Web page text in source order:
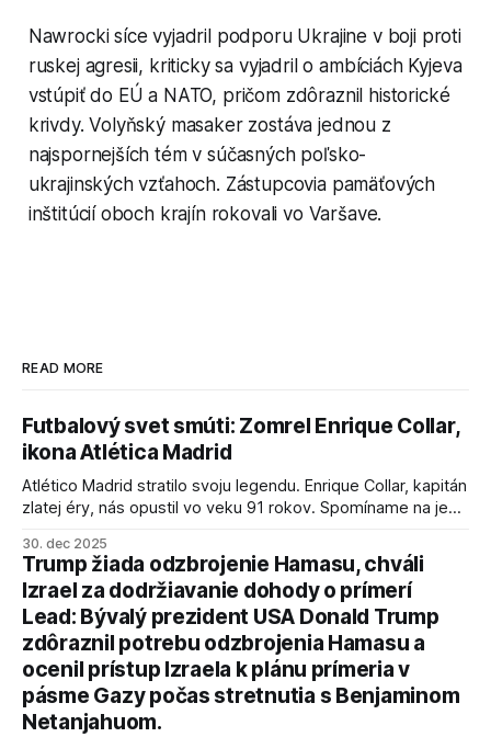
Nawrocki síce vyjadril podporu Ukrajine v boji proti
ruskej agresii, kriticky sa vyjadril o ambíciách Kyjeva
vstúpiť do EÚ a NATO, pričom zdôraznil historické
krivdy. Volyňský masaker zostáva jednou z
najspornejších tém v súčasných poľsko-
ukrajinských vzťahoch. Zástupcovia pamäťových
inštitúcií oboch krajín rokovali vo Varšave.
READ MORE
Futbalový svet smúti: Zomrel Enrique Collar,
ikona Atlética Madrid
Atlético Madrid stratilo svoju legendu. Enrique Collar, kapitán
zlatej éry, nás opustil vo veku 91 rokov. Spomíname na jeho
30. dec 2025
Trump žiada odzbrojenie Hamasu, chváli
Izrael za dodržiavanie dohody o prímerí
Lead: Bývalý prezident USA Donald Trump
zdôraznil potrebu odzbrojenia Hamasu a
ocenil prístup Izraela k plánu prímeria v
pásme Gazy počas stretnutia s Benjaminom
Netanjahuom.